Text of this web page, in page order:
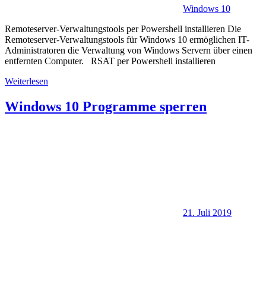
Windows 10
Remoteserver-Verwaltungstools per Powershell installieren Die
Remoteserver-Verwaltungstools für Windows 10 ermöglichen IT-
Administratoren die Verwaltung von Windows Servern über einen
entfernten Computer. RSAT per Powershell installieren
Weiterlesen
Windows 10 Programme sperren
21. Juli 2019